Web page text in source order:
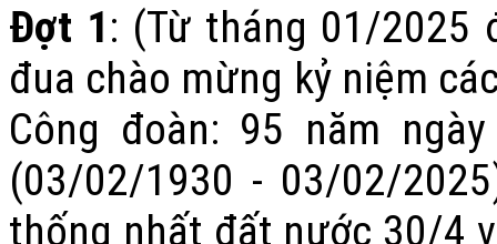
Đợt 1: (Từ tháng 01/2025
đua chào mừng kỷ niệm
Công đoàn: 95 năm
(03/02/1930 - 03/02/
thống nhất đất nước 30/4